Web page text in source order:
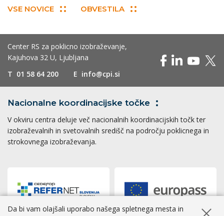
VSE NOVICE OBVESTILA
Center RS za poklicno izobraževanje,
Kajuhova 32 U, Ljubljana
T 01 58 64 200 E info@cpi.si
Nacionalne koordinacijske točke
V okviru centra deluje več nacionalnih koordinacijskih točk ter
izobraževalnih in svetovalnih središč na področju poklicnega in
strokovnega izobraževanja.
Da bi vam olajšali uporabo našega spletnega mesta in